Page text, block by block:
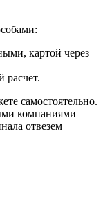
картой через
расчет.
самостоятельно.
компаниями
отвезем